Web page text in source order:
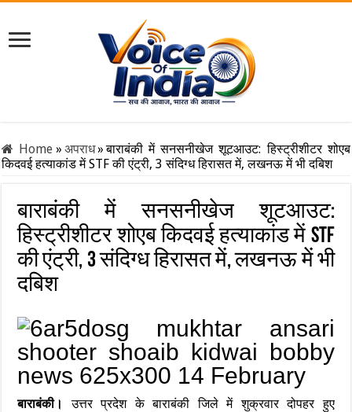
Home » अपराध»बाराबंकी में सनसनीखेज शूटआउट: हिस्ट्रीशीटर शोएब
किदवई हत्याकांड में STF की एंट्री, 3 संदिग्ध हिरासत में, लखनऊ में भी दबिश
बाराबंकी में सनसनीखेज शूटआउट:
हिस्ट्रीशीटर शोएब किदवई हत्याकांड में STF
की एंट्री, 3 संदिग्ध हिरासत में, लखनऊ में भी
दबिश
बाराबंकी।
उत्तर प्रदेश के बाराबंकी जिले में शुक्रवार दोपहर हुए